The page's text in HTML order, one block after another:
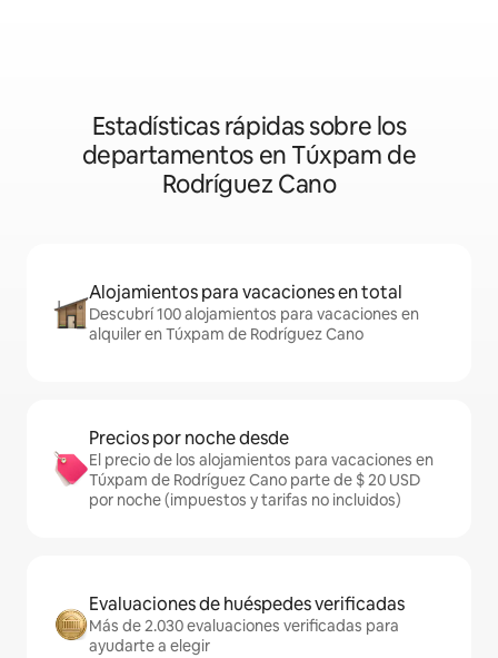
Estadísticas rápidas sobre los
departamentos en Túxpam de
Rodríguez Cano
Alojamientos para vacaciones en total
Descubrí 100 alojamientos para vacaciones en
alquiler en Túxpam de Rodríguez Cano
Precios por noche desde
El precio de los alojamientos para vacaciones en
Túxpam de Rodríguez Cano parte de $ 20 USD
por noche (impuestos y tarifas no incluidos)
Evaluaciones de huéspedes verificadas
Más de 2.030 evaluaciones verificadas para
ayudarte a elegir